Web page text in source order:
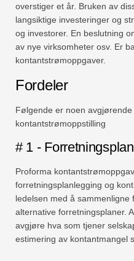
overstiger et år. Bruken av
langsiktige investeringer og
og investorer. En beslutning
av nye virksomheter osv. Er
kontantstrømoppgaver.
Fordeler
Følgende er noen
kontantstrømoppstilling
# 1 -
Proforma
forretningsplanlegging og
ledelsen med å sammenligne
alternative forretningsplaner.
avgjøre hva som tjener
estimering av kontantmangel